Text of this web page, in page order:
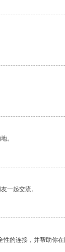
。
一起交流。
的连接，并帮助你在